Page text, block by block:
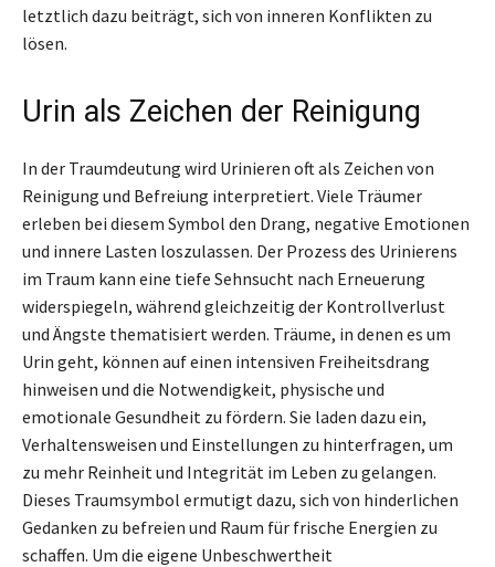
letztlich dazu beiträgt, sich von inneren Konflikten zu
lösen.
Urin als Zeichen der Reinigung
In der Traumdeutung wird Urinieren oft als Zeichen von
Reinigung und Befreiung interpretiert. Viele Träumer
erleben bei diesem Symbol den Drang, negative Emotionen
und innere Lasten loszulassen. Der Prozess des Urinierens
im Traum kann eine tiefe Sehnsucht nach Erneuerung
widerspiegeln, während gleichzeitig der Kontrollverlust
und Ängste thematisiert werden. Träume, in denen es um
Urin geht, können auf einen intensiven Freiheitsdrang
hinweisen und die Notwendigkeit, physische und
emotionale Gesundheit zu fördern. Sie laden dazu ein,
Verhaltensweisen und Einstellungen zu hinterfragen, um
zu mehr Reinheit und Integrität im Leben zu gelangen.
Dieses Traumsymbol ermutigt dazu, sich von hinderlichen
Gedanken zu befreien und Raum für frische Energien zu
schaffen. Um die eigene Unbeschwertheit